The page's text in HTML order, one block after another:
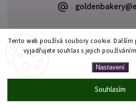
Tento web používá soubory cookie.
vyjadřujete souhlas s jejich
Nastavení
Souhlasím
Copyright 2026Golden Bakery.
VytvořilShoptet| Design